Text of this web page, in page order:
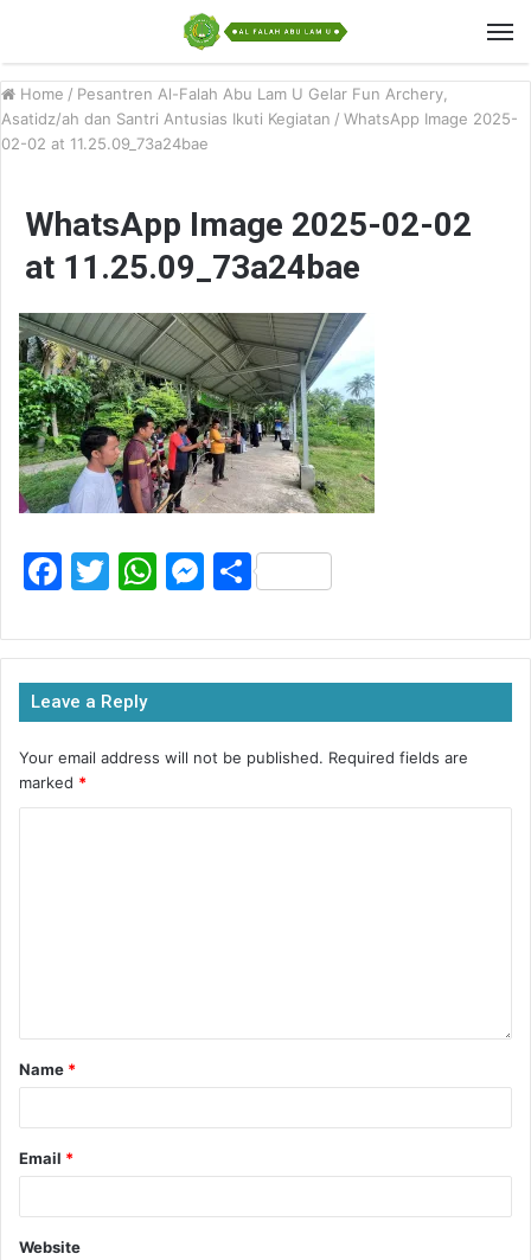
Home / Pesantren Al-Falah Abu Lam U Gelar Fun Archery,
Asatidz/ah dan Santri Antusias Ikuti Kegiatan / WhatsApp Image 2025-
02-02 at 11.25.09_73a24bae
WhatsApp Image 2025-02-02
at 11.25.09_73a24bae
F
c
e
b
o
o
T
itt
er
W
at
s
A
p
p
M
s
s
e
n
g
S
ar
e
Leave a Reply
Your email address will not be published. Required fields are
marked *
Name *
Email *
Website